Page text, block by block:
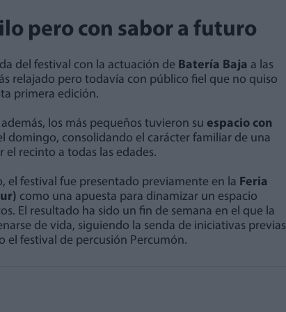
pero con sabor a futuro
del festival con la actuación de Batería Baja a las
relajado pero todavía con público fiel que no quiso
primera edición.
los más pequeños tuvieron su espacio con
domingo, consolidando el carácter familiar de una
recinto a todas las edades.
el festival fue presentado previamente en la Feria
como una apuesta para dinamizar un espacio
El resultado ha sido un fin de semana en el que la
de vida, siguiendo la senda de iniciativas previas
el festival de percusión Percumón.